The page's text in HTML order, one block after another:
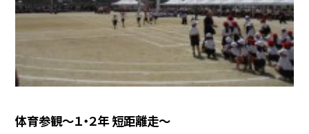
体育参観～１・２年 短距離走～